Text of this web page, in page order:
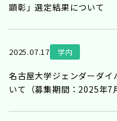
顕彰」選定結果について
2025.07.17 学内
名古屋大学ジェンダーダイ
いて（募集期間：2025年7